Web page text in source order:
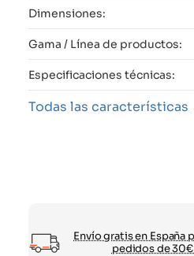
Dimensiones:
Gama / Línea de productos:
Especificaciones técnicas:
Todas las características
Envío gratis en España
pedidos de 30€